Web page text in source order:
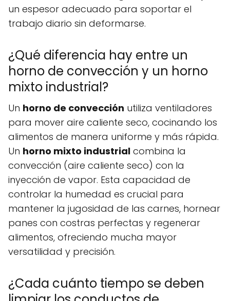
un espesor adecuado para soportar el
trabajo diario sin deformarse.
¿Qué diferencia hay entre un
horno de convección y un horno
mixto industrial?
Un horno de convección utiliza ventiladores
para mover aire caliente seco, cocinando los
alimentos de manera uniforme y más rápida.
Un horno mixto industrial combina la
convección (aire caliente seco) con la
inyección de vapor. Esta capacidad de
controlar la humedad es crucial para
mantener la jugosidad de las carnes, hornear
panes con costras perfectas y regenerar
alimentos, ofreciendo mucha mayor
versatilidad y precisión.
¿Cada cuánto tiempo se deben